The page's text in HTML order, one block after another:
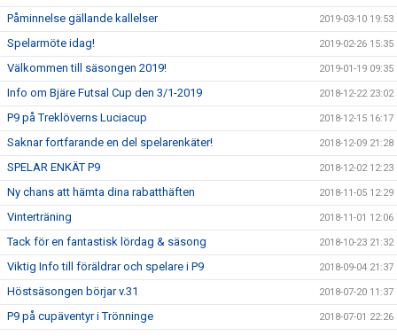
Påminnelse gällande kallelser 2019-03-10 19:53
Spelarmöte idag! 2019-02-26 15:35
Välkommen till säsongen 2019! 2019-01-19 09:35
Info om Bjäre Futsal Cup den 3/1-2019 2018-12-22 23:02
P9 på Treklöverns Luciacup 2018-12-15 16:17
Saknar fortfarande en del spelarenkäter! 2018-12-09 21:28
SPELAR ENKÄT P9 2018-12-02 12:23
Ny chans att hämta dina rabatthäften 2018-11-05 12:29
Vinterträning 2018-11-01 12:06
Tack för en fantastisk lördag & säsong 2018-10-23 21:32
Viktig Info till föräldrar och spelare i P9 2018-09-04 21:37
Höstsäsongen börjar v.31 2018-07-20 11:37
P9 på cupäventyr i Trönninge 2018-07-01 22:26